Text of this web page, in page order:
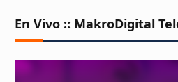
En Vivo :: MakroDigital